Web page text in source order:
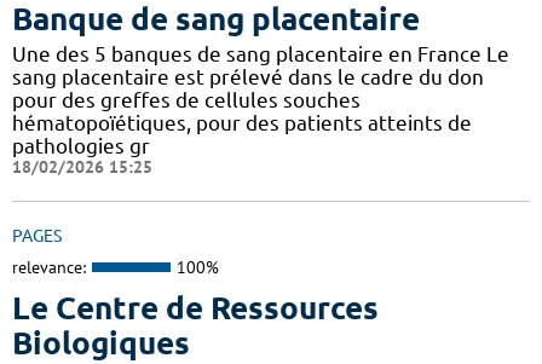
Banque de sang placentaire
Une des 5 banques de sang placentaire en France Le
sang placentaire est prélevé dans le cadre du don
pour des greffes de cellules souches
hématopoïétiques, pour des patients atteints de
pathologies gr
18/02/2026 15:25
PAGES
relevance: 100%
Le Centre de Ressources
Biologiques